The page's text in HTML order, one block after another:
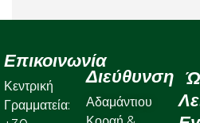
Επικοινωνία
Κεντρική
Γραμματεία:
Διεύθυνση
Αδαμάντιου